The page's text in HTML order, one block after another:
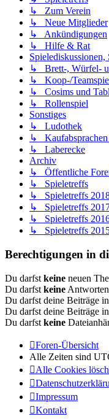
↳ Zum Verein
↳ Neue Mitglieder
↳ Ankündigungen
↳ Hilfe & Rat
↳ Brett-, Würfel-
↳ Koop-/
↳ Cosims und
↳ Rollenspiel
Sonstiges
↳ Ludothek
↳ Kaufabsprachen
↳ Laberecke
Archiv
↳ Öffentliche
↳ Spieletreffs
↳ Spieletreffs
↳ Spieletreffs
↳ Spieletreffs
↳ Spieletreffs
Berechtigungen in
Du darfst keine neuen
Du darfst keine
Du darfst deine Beiträge
Du darfst deine Beiträge
Du darfst keine
Foren-Übersicht
Alle Zeiten sind
Alle Cookies
Impressum
Kontakt